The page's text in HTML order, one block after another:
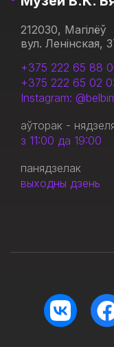
212030, Магілёў
вул. Ленінская,
+375 222 65 88
+375 222 65 02
Instagram:
аўторак -
з 11:00 да 19:00
панядзелак
выходны дзень